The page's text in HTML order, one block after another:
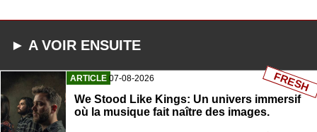
► A VOIR ENSUITE
ARTICLE 07-08-2026
We Stood Like Kings: Un univers immersif
où la musique fait naître des images.
FRESH